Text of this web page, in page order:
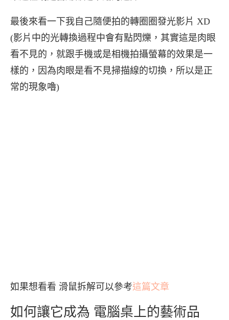
最後來看一下我自己隨便拍的轉圈圈發光影片 XD
(影片中的光轉換過程中會有點閃爍，其實這是肉眼
看不見的，就跟手機或是相機拍攝螢幕的效果是一
樣的，因為肉眼是看不見掃描線的切換，所以是正
常的現象嚕)
如果想看看 滑鼠拆解可以參考這篇文章
如何讓它成為 電腦桌上的藝術品